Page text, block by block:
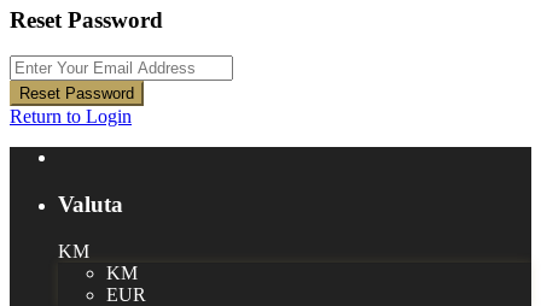
Reset Password
Reset Password
Return to Login
Valuta
KM
KM
EUR